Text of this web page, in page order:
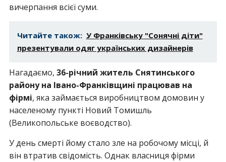
вичерпання всієї суми.
Читайте також: У Франківську "Сонячні діти"
презентували одяг українських дизайнерів
Нагадаємо, 36-річний житель Снятинського
району на Івано-Франківщині працював на
фірмі, яка займається виробництвом домовин у
населеному пункті Новий Томишль
(Великопольське воєводство).
У день смерті йому стало зле на робочому місці, й
він втратив свідомість. Однак власниця фірми